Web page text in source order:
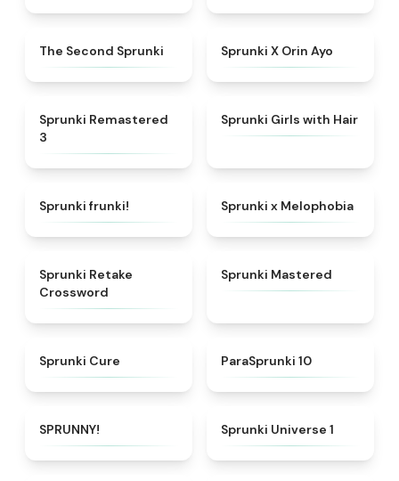
★ 4.5
The Second Sprunki Sprunki X Orin Ayo
4.7
Sprunki Remastered
3
★ 4.4
Sprunki Girls with Hair
Sprunki frunki! ★ 4.3
Sprunki x Melophobia
Sprunki Retake
Crossword
★
Sprunki Mastered
Sprunki Cure ParaSprunki 10
SPRUNNY! ★
Sprunki Universe 1